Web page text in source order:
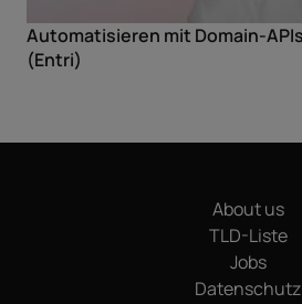
Automatisieren mit Domain-
(Entri)
About us
TLD-Liste
Jobs
Datenschutz